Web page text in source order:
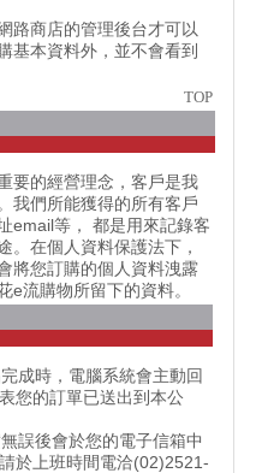
路商店的管理後台才可以
基本資料外，並不會看到
TOP
要的經營理念，客戶是我
我們所能獲得的所有客戶
email等， 都是用來記錄客
。在個人資料保護法下，
將您訂購的個人資料洩露
e流購物所留下的資料。
成時，電腦系統會主動回
您的訂單已送出到本公
誤後會於您的電子信箱中
於上班時間電洽(02)2521-